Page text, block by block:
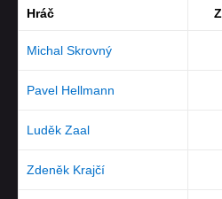
Hráč
Michal Skrovný
Pavel Hellmann
Luděk Zaal
Zdeněk Krajčí